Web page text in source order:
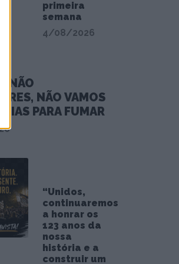
primeira
semana
4/08/2026
NÃO
NÃO VAMOS
PARA FUMAR
“Unidos,
continuaremos
a honrar os
123 anos da
nossa
história e a
construir um